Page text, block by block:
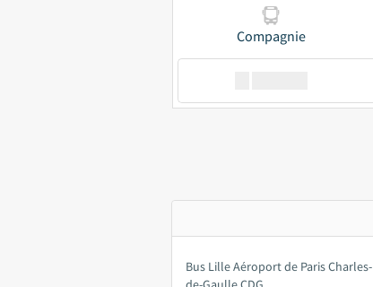
Compagnie
Bus Lille Aéroport de Paris Charles-